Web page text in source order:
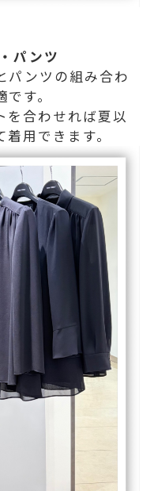
パンツ
パンツの組み合わ
す。
を合わせれば夏以
用できます。